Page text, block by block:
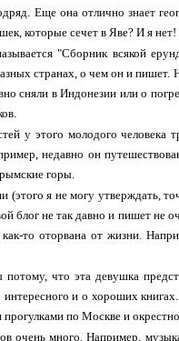
Еще она отлично знает
которые сечет в Яве? И я
"Сборник всякой
странах, о чем он и
сняли в Индонезии или о
у этого молодого
недавно он
горы.
(этого я не могу утверждать,
блог не так давно и пишет
то оторвана от жизни.
потому, что эта девушка
и о хороших
по Москве и
очень много. Например,